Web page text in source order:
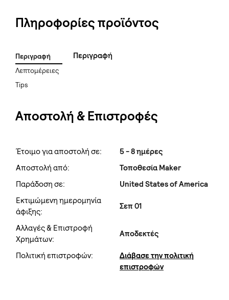
Πληροφορίες προϊόντος
Περιγραφή
Λεπτομέρειες
Tips
Περιγραφή
Αποστολή & Επιστροφές
Έτοιμο για αποστολή σε:
5 - 8 ημέρες
Αποστολή από:
Τοποθεσία Maker
Παράδοση σε:
United States of America
Εκτιμώμενη ημερομηνία
άφιξης:
Σεπ 01
Αλλαγές & Επιστροφή
Χρημάτων:
Αποδεκτές
Πολιτική επιστροφών:
Διάβασε την πολιτική
επιστροφών